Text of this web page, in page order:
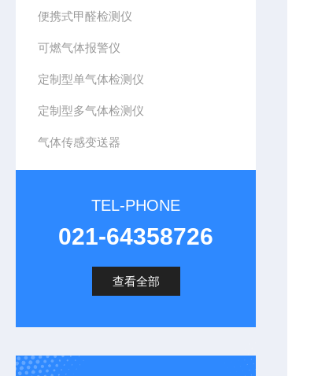
便携式甲醛检测仪
可燃气体报警仪
定制型单气体检测仪
定制型多气体检测仪
气体传感变送器
TEL-PHONE
021-64358726
查看全部